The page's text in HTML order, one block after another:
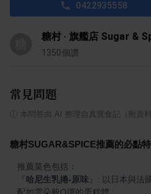
0422935558
糖村 ‧ 旗艦店 Sugar &
1350個讚
常見問題
本問答由 AI 整理自真實食記（附資料
糖村SUGAR&SPICE推薦的必點
哈尼生乳捲-原味
: 以日本與法